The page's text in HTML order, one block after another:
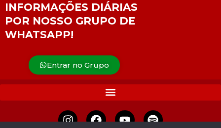
INFORMAÇÕES DIÁRIAS
POR NOSSO GRUPO DE
WHATSAPP!
Entrar no Grupo